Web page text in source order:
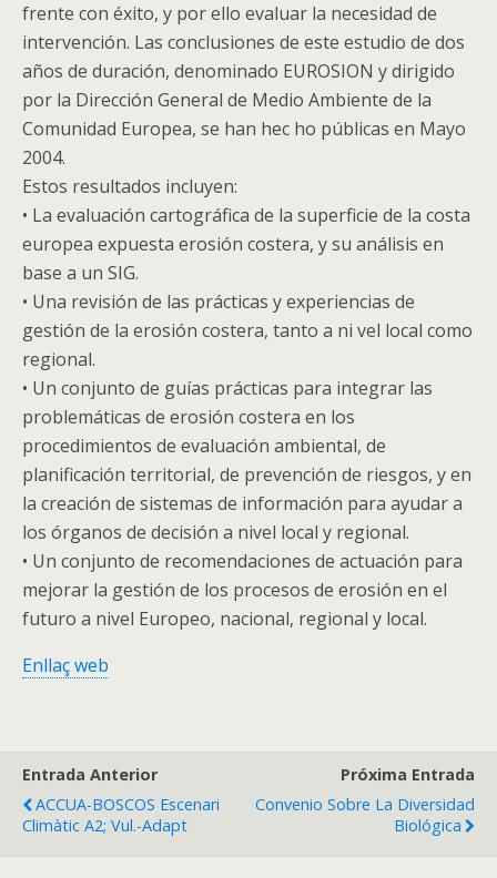
frente con éxito, y por ello evaluar la necesidad de
intervención. Las conclusiones de este estudio de dos
años de duración, denominado EUROSION y dirigido
por la Dirección General de Medio Ambiente de la
Comunidad Europea, se han hec ho públicas en Mayo
2004.
Estos resultados incluyen:
• La evaluación cartográfica de la superficie de la costa
europea expuesta erosión costera, y su análisis en
base a un SIG.
• Una revisión de las prácticas y experiencias de
gestión de la erosión costera, tanto a ni vel local como
regional.
• Un conjunto de guías prácticas para integrar las
problemáticas de erosión costera en los
procedimientos de evaluación ambiental, de
planificación territorial, de prevención de riesgos, y en
la creación de sistemas de información para ayudar a
los órganos de decisión a nivel local y regional.
• Un conjunto de recomendaciones de actuación para
mejorar la gestión de los procesos de erosión en el
futuro a nivel Europeo, nacional, regional y local.
Enllaç web
Entrada Anterior
ACCUA-BOSCOS Escenari
Climàtic A2; Vul.-Adapt
Próxima Entrada
Convenio Sobre La Diversidad
Biológica